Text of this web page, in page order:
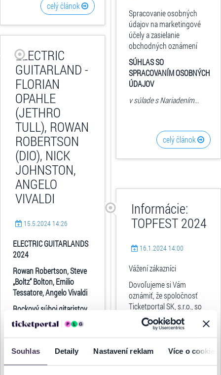
Souhlas Detaily Nastavení reklam Více o cookies
celý článok
Spracovanie osobných
údajov na marketingové
účely a zasielanie
obchodných oznámení
SÚHLAS SO
SPRACOVANÍM OSOBNÝCH
ÚDAJOV
v súlade s Nariadením...
celý článok
ELECTRIC
GUITARLAND -
FLORIAN
OPAHLE
(JETHRO
TULL), ROWAN
ROBERTSON
(DIO), NICK
JOHNSTON,
ANGELO
VIVALDI
15.5.2024 14:26
ELECTRIC GUITARLANDS
2024
Rowan Robertson, Steve
„Boltz“ Bolton, Emilio
Tessatore, Angelo Vivaldi
Rockový súboj gitaristov
R.J. DIO, THE WHO, PAUL
YOUNG, ULI ROTH...
Informácie:
TOPFEST 2024
16.1.2024 14:00
Vážení zákazníci
Dovoľujeme si Vám
oznámiť, že spoločnosť
Ticketportal SK, s.r.o., so
sídlom Kalinčiakova 33,
831 04 Bratislava, IČO: 35
850 698, zapísaná v
Obchodnom registri...